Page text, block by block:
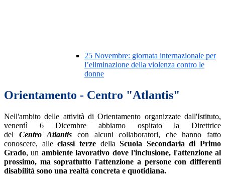
25 Novembre: giornata internazionale per
l’eliminazione della violenza contro le
donne
Orientamento - Centro "Atlantis"
Nell'ambito delle attività di Orientamento organizzate dall'Istituto,
venerdì 6 Dicembre abbiamo ospitato la Direttrice
del Centro Atlantis
con alcuni collaboratori, che hanno fatto
conoscere, alleclassi terzedellaScuola Secondaria di Primo
Grado,un ambiente lavorativo dove l'inclusione, l'attenzione al
prossimo, ma soprattutto l'attenzione a persone con differenti
disabilità sono una realtà concreta e quotidiana.